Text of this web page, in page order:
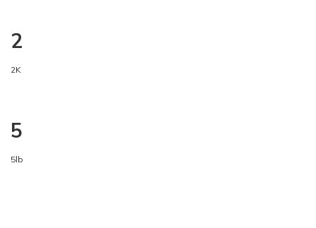
2
2K
5
5lb